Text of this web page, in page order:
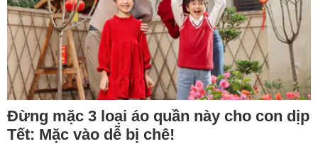
Đừng mặc 3 loại áo quần này cho con dịp
Tết: Mặc vào dễ bị chê!